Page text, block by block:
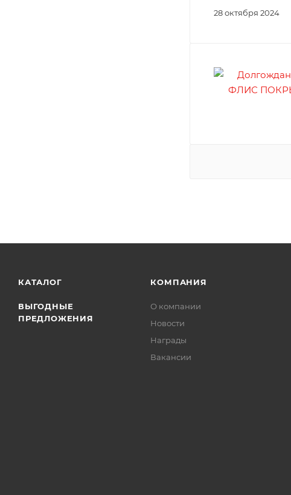
28 октября 2024
КАТАЛОГ
ВЫГОДНЫЕ
ПРЕДЛОЖЕНИЯ
КОМПАНИЯ
О компании
Новости
Награды
Вакансии